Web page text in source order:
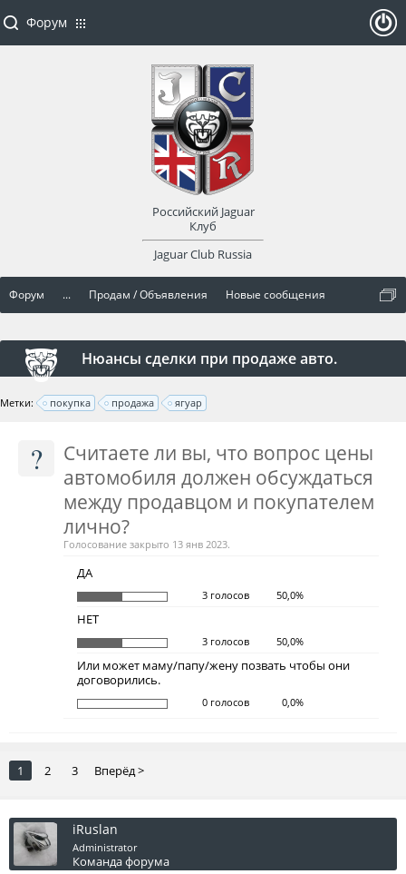
Форум ... Продам / Объявления Новые сообщения
Нюансы сделки при продаже авто.
Метки: покупка продажа ягуар
?
Считаете ли вы, что вопрос цены
автомобиля должен обсуждаться
между продавцом и покупателем
лично?
Голосование закрыто 13 янв 2023.
ДА
3 голосов 50,0%
НЕТ
3 голосов 50,0%
Или может маму/папу/жену позвать чтобы они
договорились.
0 голосов 0,0%
1 2 3 Вперёд >
iRuslan
Administrator
Команда форума
Форум
Российский Jaguar
Клуб
Jaguar Club Russia
оват